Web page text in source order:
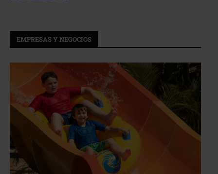
EMPRESAS Y NEGOCIOS